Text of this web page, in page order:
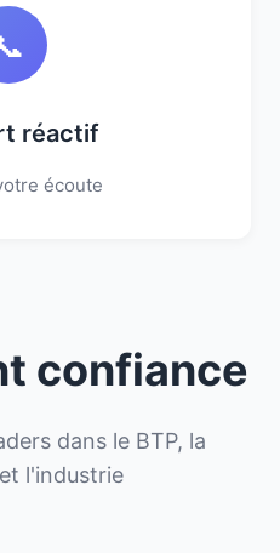
réactif
écoute
confiance
dans le BTP, la
l'industrie